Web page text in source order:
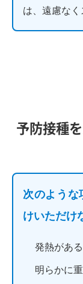
は、遠慮なく
予防接種
次のような
けいただけ
発熱があ
明らかに